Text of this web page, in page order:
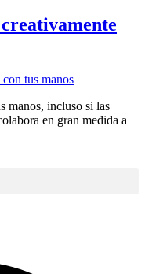
manos, incluso si las
en gran medida a